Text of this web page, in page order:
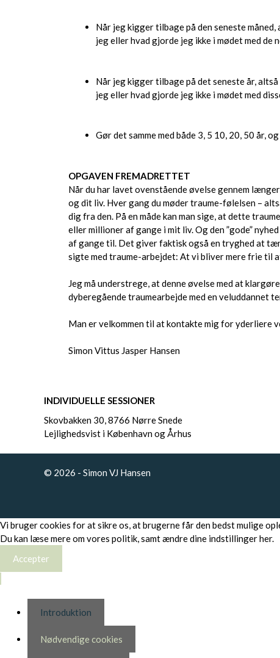
Når jeg kigger tilbage på den seneste
jeg eller hvad gjorde jeg ikke i mødet med de
Når jeg kigger tilbage på det seneste år,
jeg eller hvad gjorde jeg ikke i mødet med
Gør det samme med både 3, 5 10, 20, 50 år,
OPGAVEN FREMADRETTET
Når du har lavet ovenstående øvelse gennem
og dit liv. Hver gang du møder traume-følelsen –
dig fra den. På en måde kan man sige, at dette
eller millioner af gange i mit liv. Og den ”gode”
af gange til. Det giver faktisk også en tryghed at
sigte med traume-arbejdet: At vi bliver mere frie til
Jeg må understrege, at denne øvelse med at
dyberegående traumearbejde med en veluddannet
Man er velkommen til at kontakte mig for yderliere
Simon Vittus Jasper Hansen
INDIVIDUELLE SESSIONER
Skovbakken 30, 8766 Nørre Snede
Lejlighedsvist i København og Århus
© 2026 - Simon VJ Hansen
Vi bruger cookies for at sikre os, at brugerne får den bedst mulige
Du kan læse mere om vores politik, samt ændre dine indstillingerher.
Accepter
Introduktion
Nødvendige cookies